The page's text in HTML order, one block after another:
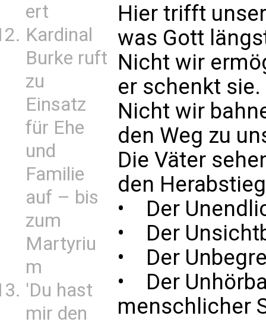
ert
Kardinal
Burke ruft
zu
Einsatz
für Ehe
und
Familie
auf – bis
zum
Martyriu
m
'Du hast
mir den
Hier trifft
was Gott
Nicht wir
er schenkt sie.
Nicht wir
den Weg zu
Die Väter
den
• Der
• Der
• Der
• Der
menschlicher